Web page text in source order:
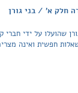
חלק א' / בני גורן
בכל התשובות